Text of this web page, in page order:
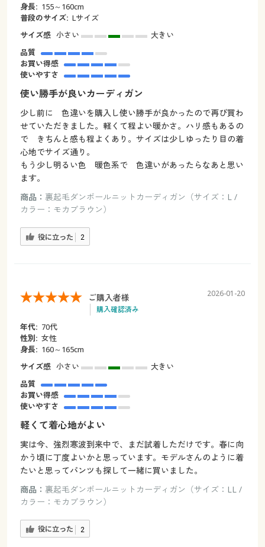
身長: 155～160cm
普段のサイズ: Lサイズ
サイズ感 小さい
大きい
品質
お買い得感
使いやすさ
使い勝手が良いカーディガン
少し前に 色違いを購入し使い勝手が良かったので再び買わ
せていただきました。軽くて程よい暖かさ。ハリ感もあるの
で きちんと感も程よくあり。サイズは少しゆったり目の着
心地でサイズ通り。
もう少し明るい色 暖色系で 色違いがあったらなあと思い
ます。
商品： 裏起毛ダンボールニットカーディガン（サイズ：L /
カラー：モカブラウン）
役に立った 2
ご購入者様
購入確認済み
2026-01-20
年代: 70代
性別: 女性
身長: 160～165cm
サイズ感 小さい
大きい
品質
お買い得感
使いやすさ
軽くて着心地がよい
実は今、強烈寒波到来中で、まだ試着しただけです。春に向
かう頃に丁度よいかと思っています。モデルさんのように着
たいと思ってパンツも探して一緒に買いました。
商品： 裏起毛ダンボールニットカーディガン（サイズ：LL /
カラー：モカブラウン）
役に立った 2